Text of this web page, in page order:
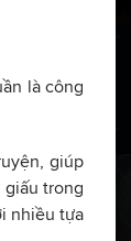
là công
giúp
giấu trong
nhiều tựa